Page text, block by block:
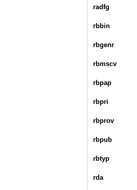
radfg
rbbin
rbgenr
rbmscv
rbpap
rbpri
rbprov
rbpub
rbtyp
rda